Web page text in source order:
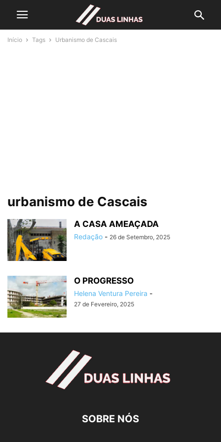
Início Tags Urbanismo de Cascais
urbanismo de Cascais
A CASA AMEAÇADA
Redação - 26 de Setembro, 2025
O PROGRESSO
Helena Ventura Pereira -
27 de Fevereiro, 2025
SOBRE NÓS